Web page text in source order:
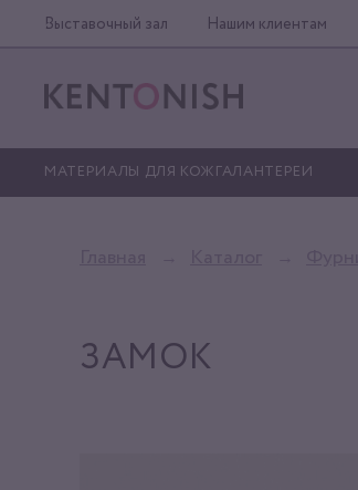
Выставочный зал Нашим клиентам
МАТЕРИАЛЫ ДЛЯ КОЖГАЛАНТЕРЕИ
ЗАМОК